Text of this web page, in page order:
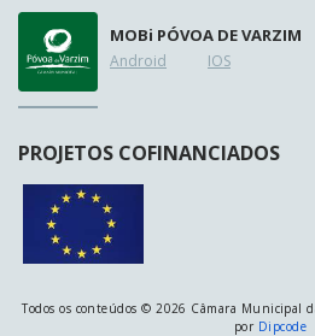
MOBi PÓVOA DE VARZIM
Android IOS
PROJETOS COFINANCIADOS
Todos os conteúdos © 2026 Câmara Municipal
por Dipcode